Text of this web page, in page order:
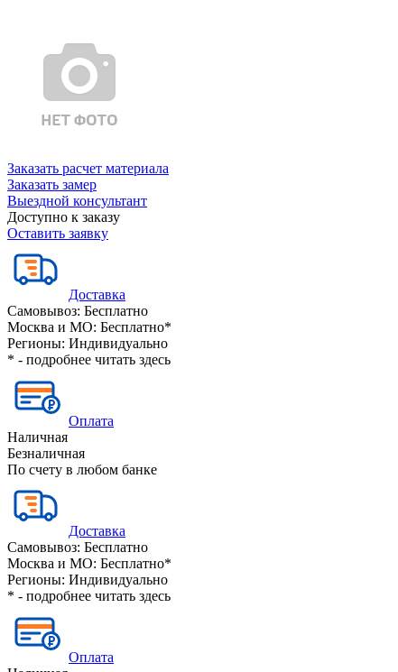
Заказать расчет материала
Заказать замер
Выездной консультант
Доступно к заказу
Оставить заявку
Доставка
Самовывоз: Бесплатно
Москва и МО: Бесплатно*
Регионы: Индивидуально
* - подробнее читать здесь
Оплата
Наличная
Безналичная
По счету в любом банке
Доставка
Самовывоз: Бесплатно
Москва и МО: Бесплатно*
Регионы: Индивидуально
* - подробнее читать здесь
Оплата